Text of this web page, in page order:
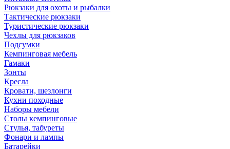
Рюкзаки для охоты и рыбалки
Тактические рюкзаки
Туристические рюкзаки
Чехлы для рюкзаков
Подсумки
Кемпинговая мебель
Гамаки
Зонты
Кресла
Кровати, шезлонги
Кухни походные
Наборы мебели
Столы кемпинговые
Стулья, табуреты
Фонари и лампы
Батарейки